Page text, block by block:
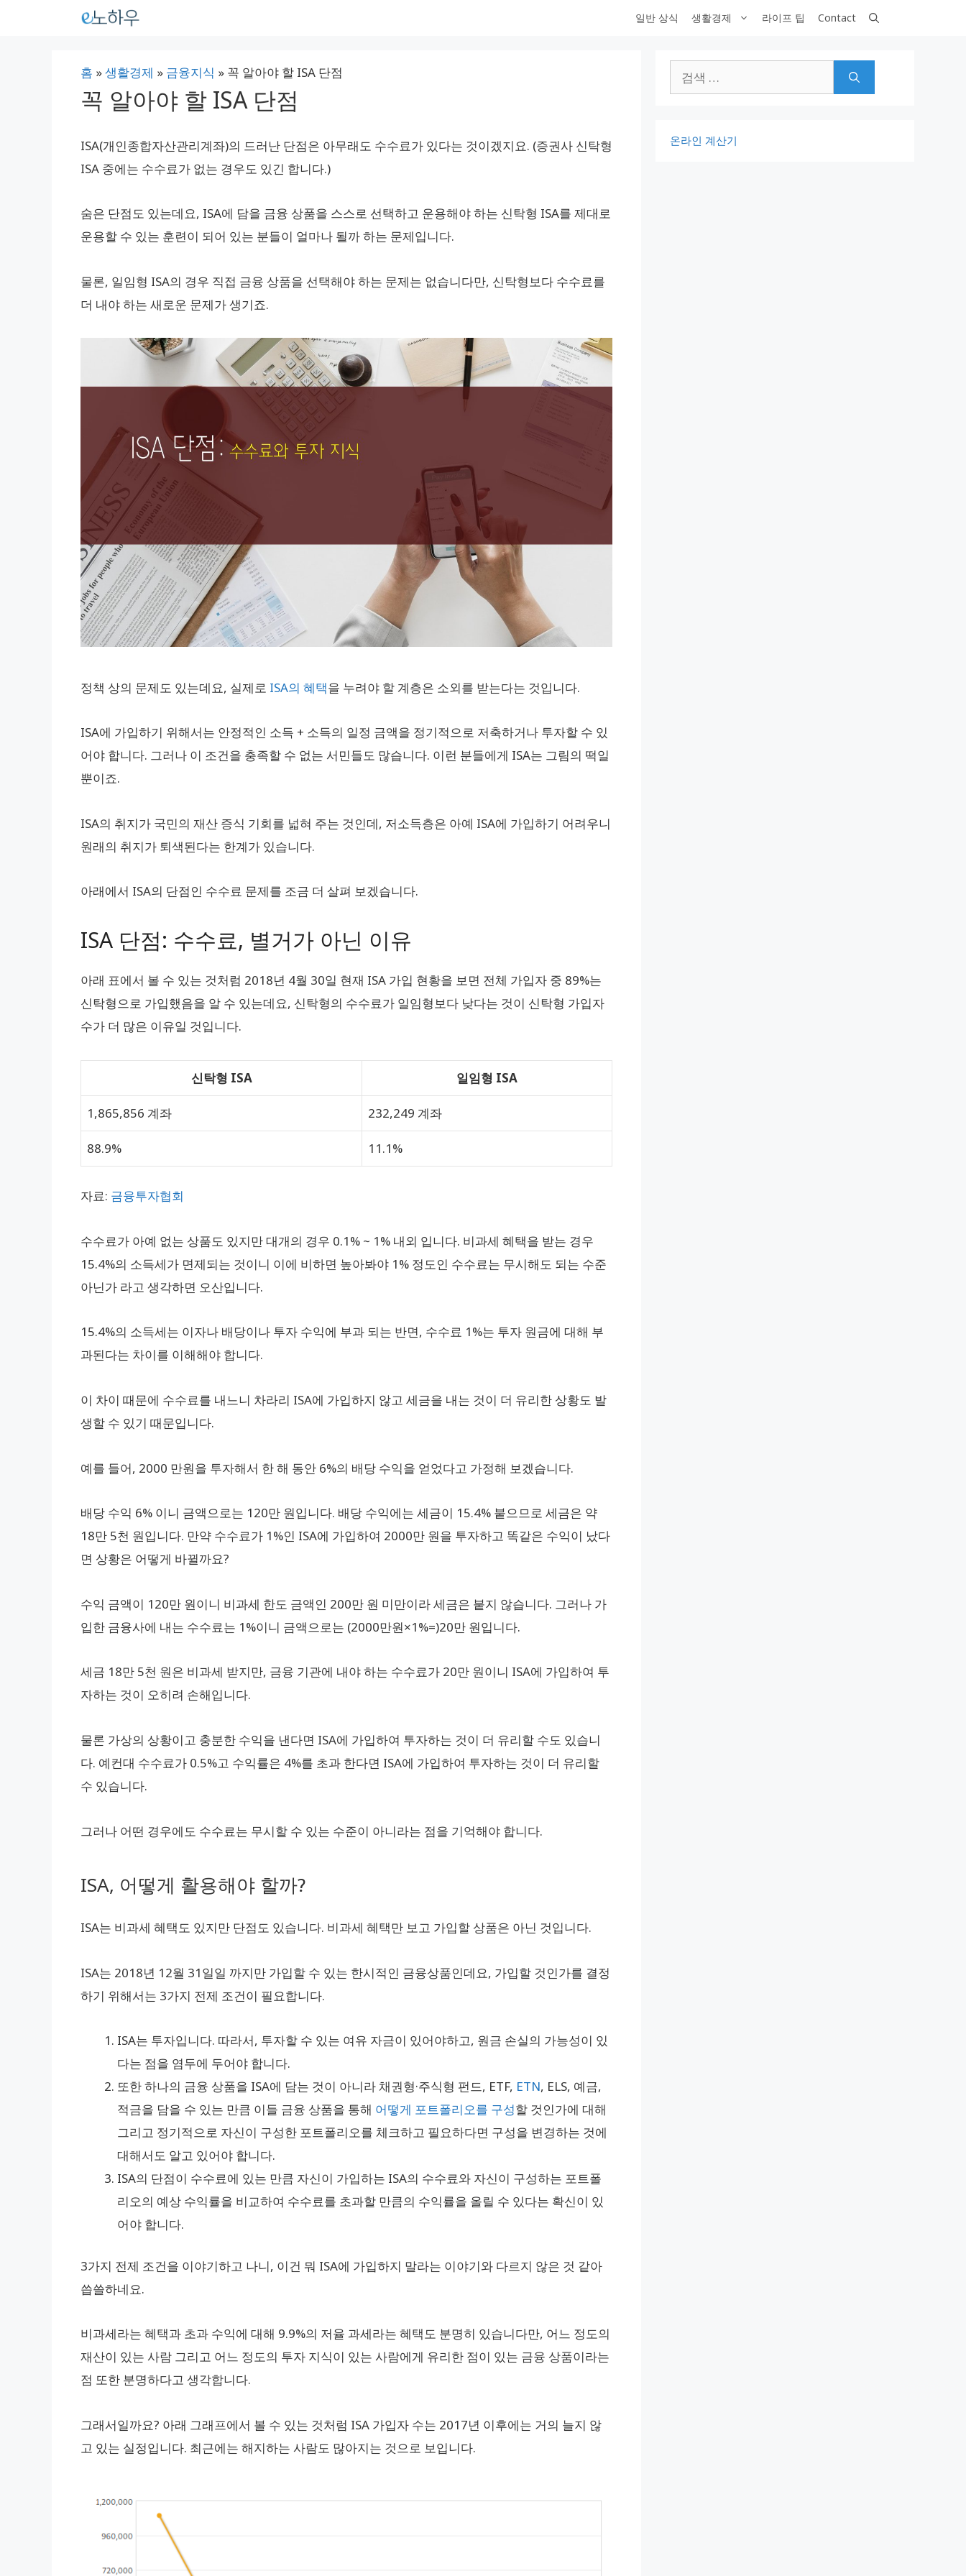
일반 상식 생활경제 라이프 팁 Contact
홈 »생활경제 » 금융지식 » 꼭 알아야 할 ISA 단점
꼭 알아야 할 ISA 단점
ISA(개인종합자산관리계좌)의 드러난 단점은 아무래도 수수료가 있다는 것이겠지요. (증권사 신탁형
ISA 중에는 수수료가 없는 경우도 있긴 합니다.)
숨은 단점도 있는데요, ISA에 담을 금융 상품을 스스로 선택하고 운용해야 하는 신탁형 ISA를 제대로
운용할 수 있는 훈련이 되어 있는 분들이 얼마나 될까 하는 문제입니다.
물론, 일임형 ISA의 경우 직접 금융 상품을 선택해야 하는 문제는 없습니다만, 신탁형보다 수수료를
더 내야 하는 새로운 문제가 생기죠.
정책 상의 문제도 있는데요, 실제로 ISA의 혜택을 누려야 할 계층은 소외를 받는다는 것입니다.
ISA에 가입하기 위해서는 안정적인 소득 + 소득의 일정 금액을 정기적으로 저축하거나 투자할 수 있
어야 합니다. 그러나 이 조건을 충족할 수 없는 서민들도 많습니다. 이런 분들에게 ISA는 그림의 떡일
뿐이죠.
ISA의 취지가 국민의 재산 증식 기회를 넓혀 주는 것인데, 저소득층은 아예 ISA에 가입하기 어려우니
원래의 취지가 퇴색된다는 한계가 있습니다.
아래에서 ISA의 단점인 수수료 문제를 조금 더 살펴 보겠습니다.
ISA 단점: 수수료, 별거가 아닌 이유
아래 표에서 볼 수 있는 것처럼 2018년 4월 30일 현재 ISA 가입 현황을 보면 전체 가입자 중 89%는
신탁형으로 가입했음을 알 수 있는데요, 신탁형의 수수료가 일임형보다 낮다는 것이 신탁형 가입자
수가 더 많은 이유일 것입니다.
신탁형 ISA 일임형 ISA
1,865,856 계좌 232,249 계좌
88.9% 11.1%
자료: 금융투자협회
수수료가 아예 없는 상품도 있지만 대개의 경우 0.1% ~ 1% 내외 입니다. 비과세 혜택을 받는 경우
15.4%의 소득세가 면제되는 것이니 이에 비하면 높아봐야 1% 정도인 수수료는 무시해도 되는 수준
아닌가 라고 생각하면 오산입니다.
15.4%의 소득세는 이자나 배당이나 투자 수익에 부과 되는 반면, 수수료 1%는 투자 원금에 대해 부
과된다는 차이를 이해해야 합니다.
이 차이 때문에 수수료를 내느니 차라리 ISA에 가입하지 않고 세금을 내는 것이 더 유리한 상황도 발
생할 수 있기 때문입니다.
예를 들어, 2000 만원을 투자해서 한 해 동안 6%의 배당 수익을 얻었다고 가정해 보겠습니다.
배당 수익 6% 이니 금액으로는 120만 원입니다. 배당 수익에는 세금이 15.4% 붙으므로 세금은 약
18만 5천 원입니다. 만약 수수료가 1%인 ISA에 가입하여 2000만 원을 투자하고 똑같은 수익이 났다
면 상황은 어떻게 바뀔까요?
수익 금액이 120만 원이니 비과세 한도 금액인 200만 원 미만이라 세금은 붙지 않습니다. 그러나 가
입한 금융사에 내는 수수료는 1%이니 금액으로는 (2000만원×1%=)20만 원입니다.
세금 18만 5천 원은 비과세 받지만, 금융 기관에 내야 하는 수수료가 20만 원이니 ISA에 가입하여 투
자하는 것이 오히려 손해입니다.
물론 가상의 상황이고 충분한 수익을 낸다면 ISA에 가입하여 투자하는 것이 더 유리할 수도 있습니
다. 예컨대 수수료가 0.5%고 수익률은 4%를 초과 한다면 ISA에 가입하여 투자하는 것이 더 유리할
수 있습니다.
그러나 어떤 경우에도 수수료는 무시할 수 있는 수준이 아니라는 점을 기억해야 합니다.
ISA, 어떻게 활용해야 할까?
ISA는 비과세 혜택도 있지만 단점도 있습니다. 비과세 혜택만 보고 가입할 상품은 아닌 것입니다.
ISA는 2018년 12월 31일일 까지만 가입할 수 있는 한시적인 금융상품인데요, 가입할 것인가를 결정
하기 위해서는 3가지 전제 조건이 필요합니다.
ISA는 투자입니다. 따라서, 투자할 수 있는 여유 자금이 있어야하고, 원금 손실의 가능성이 있
다는 점을 염두에 두어야 합니다.
또한 하나의 금융 상품을 ISA에 담는 것이 아니라 채권형·주식형 펀드, ETF, ETN, ELS, 예금,
적금을 담을 수 있는 만큼 이들 금융 상품을 통해 어떻게 포트폴리오를 구성할 것인가에 대해
그리고 정기적으로 자신이 구성한 포트폴리오를 체크하고 필요하다면 구성을 변경하는 것에
대해서도 알고 있어야 합니다.
ISA의 단점이 수수료에 있는 만큼 자신이 가입하는 ISA의 수수료와 자신이 구성하는 포트폴
리오의 예상 수익률을 비교하여 수수료를 초과할 만큼의 수익률을 올릴 수 있다는 확신이 있
어야 합니다.
3가지 전제 조건을 이야기하고 나니, 이건 뭐 ISA에 가입하지 말라는 이야기와 다르지 않은 것 같아
씁쓸하네요.
비과세라는 혜택과 초과 수익에 대해 9.9%의 저율 과세라는 혜택도 분명히 있습니다만, 어느 정도의
재산이 있는 사람 그리고 어느 정도의 투자 지식이 있는 사람에게 유리한 점이 있는 금융 상품이라는
점 또한 분명하다고 생각합니다.
그래서일까요? 아래 그래프에서 볼 수 있는 것처럼 ISA 가입자 수는 2017년 이후에는 거의 늘지 않
고 있는 실정입니다. 최근에는 해지하는 사람도 많아지는 것으로 보입니다.
색:
온라인 계산기